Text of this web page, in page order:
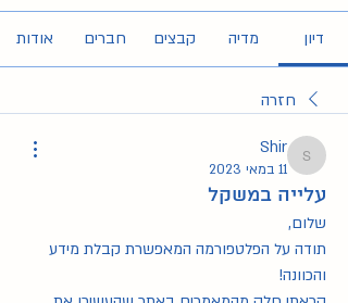
דיון מדיה קבצים חברים אודות
חזרה
Shir
Shir
11 במאי 2023
עלייה במשקל
שלום,
והכוונה!